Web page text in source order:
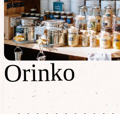
Orinko
Orinko